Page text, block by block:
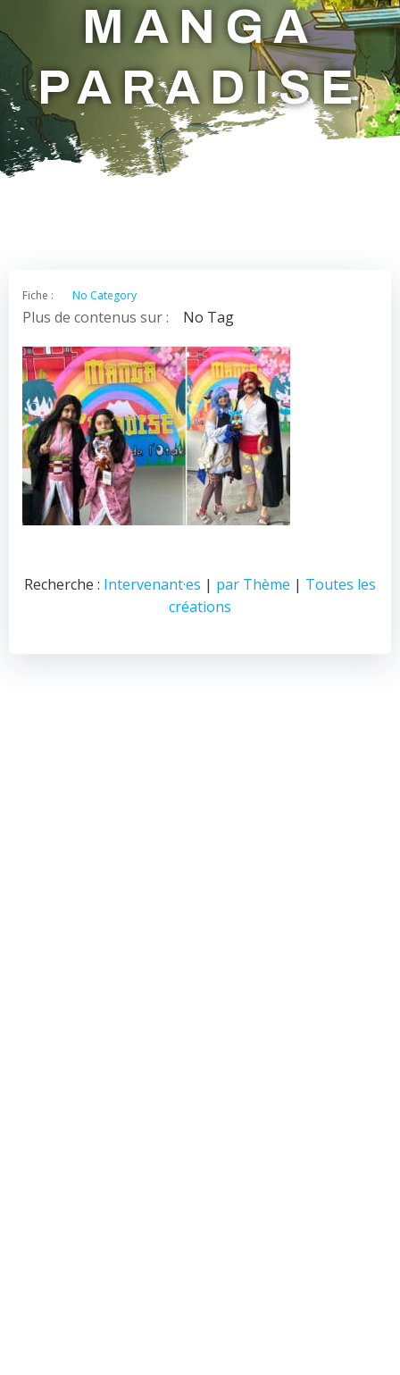
MANGA
PARADISE
Fiche : No Category
Plus de contenus sur : No Tag
Recherche : Intervenant·es | par Thème | Toutes les
créations